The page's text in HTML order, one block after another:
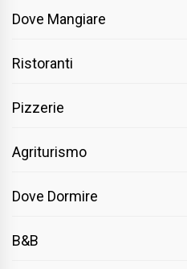
Dove Mangiare
Ristoranti
Pizzerie
Agriturismo
Dove Dormire
B&B